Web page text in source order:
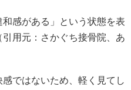
感がある」という状態を表
用元： さかぐち接骨院
あ
ではないため、軽く見てし